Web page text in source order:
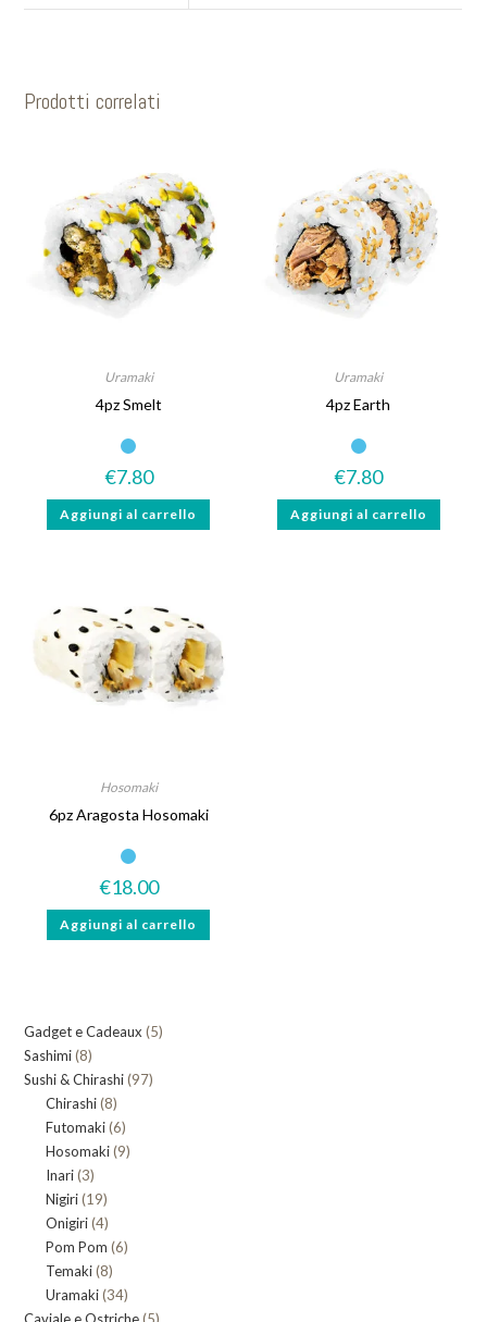
Prodotti correlati
Uramaki
4pz Smelt
€7.80
Aggiungi al carrello
Uramaki
4pz Earth
€7.80
Aggiungi al carrello
Hosomaki
6pz Aragosta Hosomaki
€18.00
Aggiungi al carrello
Gadget e Cadeaux 55
Sashimi 88
prodotti
Sushi & Chirashi 9797
Chirashi 88
prodotti
Futomaki 66
prodotti
Hosomaki 99
Inari 33
prodotti
Nigiri 1919
prodotti
Onigiri 44
prodotti
Pom Pom 66
Temaki 88
prodotti
Uramaki 3434
5